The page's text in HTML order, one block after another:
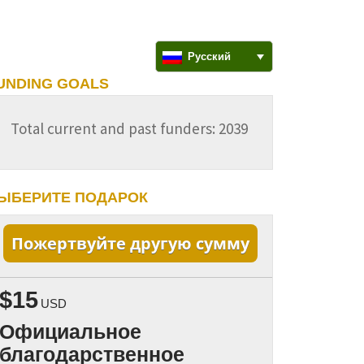
Русский
GOALS
Total current and past funders: 2039
ПОДАРОК
Пожертвуйте другую сумму
USD